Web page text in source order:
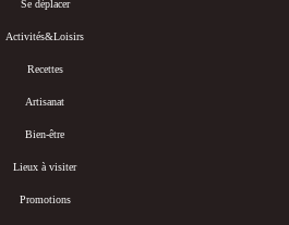
Se déplacer
Activités&Loisirs
Recettes
Artisanat
Bien-être
Lieux à visiter
Promotions